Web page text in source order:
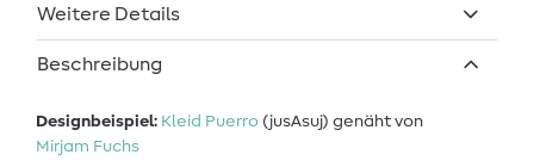
Weitere Details
Beschreibung
Designbeispiel: Kleid Puerro (jusAsuj) genäht von
Mirjam Fuchs